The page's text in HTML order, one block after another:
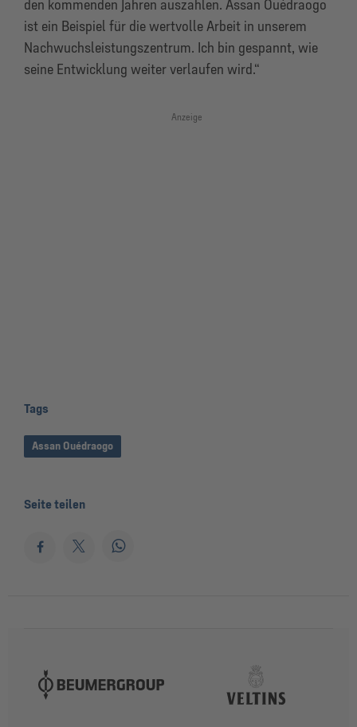
den kommenden Jahren auszahlen. Assan Ouédraogo
ist ein Beispiel für die wertvolle Arbeit in unserem
Nachwuchsleistungszentrum. Ich bin gespannt, wie
seine Entwicklung weiter verlaufen wird.“
Anzeige
Tags
Assan Ouédraogo
Seite teilen